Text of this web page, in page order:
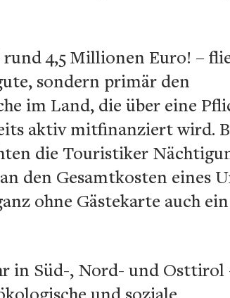
4,5 Millionen Euro! –
sondern primär den
im Land, die über eine
aktiv mitfinanziert wird.
die Touristiker
den Gesamtkosten eines
ohne Gästekarte auch
in Süd-, Nord- und Osttirol